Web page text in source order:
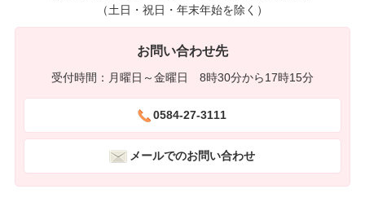
（土日・祝日・年末年始を除く）
お問い合わせ先
受付時間：月曜日～金曜日 8時30分から17時15分
0584-27-3111
メールでのお問い合わせ